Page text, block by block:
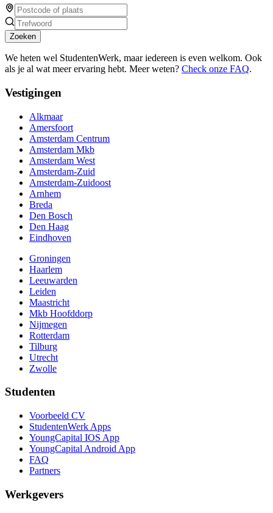
Zoeken
We heten wel StudentenWerk, maar iedereen is even welkom. Ook
als je al wat meer ervaring hebt. Meer weten? Check onze FAQ.
Vestigingen
Alkmaar
Amersfoort
Amsterdam Centrum
Amsterdam Mkb
Amsterdam West
Amsterdam-Zuid
Amsterdam-Zuidoost
Arnhem
Breda
Den Bosch
Den Haag
Eindhoven
Groningen
Haarlem
Leeuwarden
Leiden
Maastricht
Mkb Hoofddorp
Nijmegen
Rotterdam
Tilburg
Utrecht
Zwolle
Studenten
Voorbeeld CV
StudentenWerk Apps
YoungCapital IOS App
YoungCapital Android App
FAQ
Partners
Werkgevers